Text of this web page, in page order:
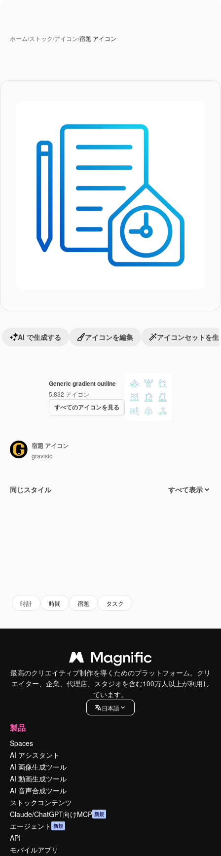
ホーム/ストック/アイコン/宿題 アイコン
Generic gradient outline
5,832 アイコン
すべてのアイコンを見る
AI で生成する アイコンを編集 アイコンセットを生
宿題 アイコン
gravisio
同じスタイル すべて表示
時計 時間 宿題 タスク
最高のクリエイティブ制作を導くためのプラットフォーム。クリ
エイター、企業、代理店、スタジオを含む100万人以上が利用し
ています。
日本語
製品
Spaces
AI アシスタント
AI 画像生成ツール
AI 動画生成ツール
AI 音声合成ツール
ストックコンテンツ
Claude/ChatGPT向けMCP 新規
エージェント 新規
API
モバイルアプリ